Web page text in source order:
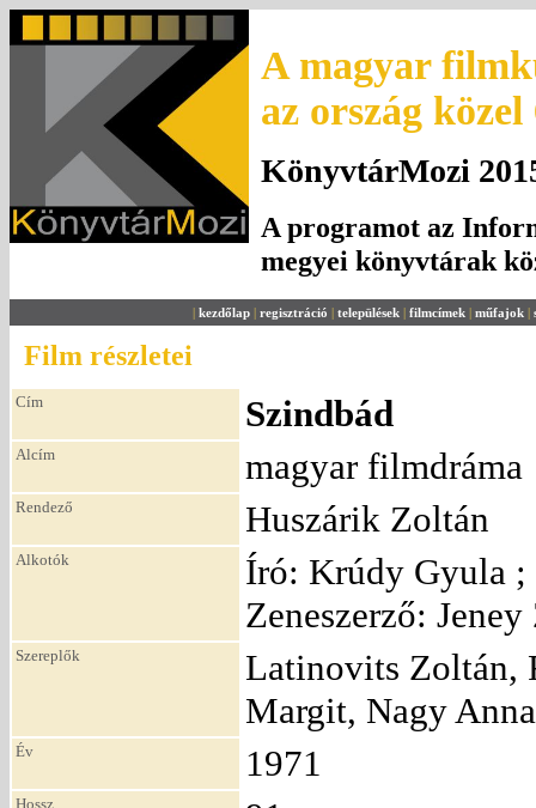
A magyar
az ország
KönyvtárMozi
A programot az
megyei könyvtárak
| kezdőlap | regisztráció | települések | filmcímek | műfajok |
Film részletei
Cím Szindbád
Alcím magyar filmdráma
Rendező Huszárik Zoltán
Alkotók
Író: Krúdy Gyula
Zeneszerző:
Szereplők
Latinovits Zoltán,
Margit, Nagy Anna
Év 1971
Hossz